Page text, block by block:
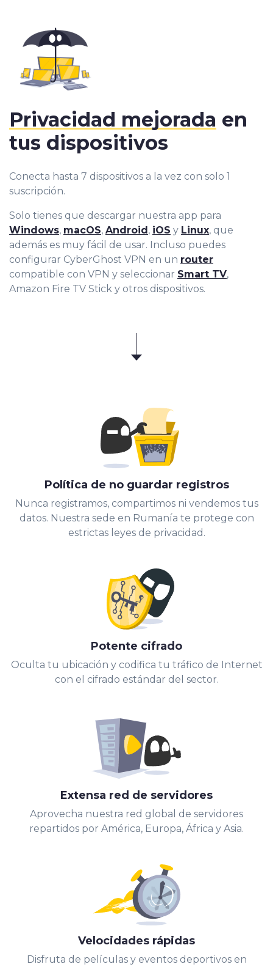
Conecta hasta 7 dispositivos a la vez con solo 1
suscripción.
Solo tienes que descargar nuestra app para
Windows, macOS, Android , iOS y Linux, que
además es muy fácil de usar. Incluso puedes
configurar CyberGhost VPN en un router
compatible con VPN y seleccionar Smart TV,
Amazon Fire TV Stick y otros dispositivos.
Privacidad mejorada en
tus dispositivos
Política de no guardar registros
Nunca registramos, compartimos ni vendemos tus
datos. Nuestra sede en Rumanía te protege con
estrictas leyes de privacidad.
Potente cifrado
Oculta tu ubicación y codifica tu tráfico de Internet
con el cifrado estándar del sector.
Extensa red de servidores
Aprovecha nuestra red global de servidores
repartidos por América, Europa, África y Asia.
Velocidades rápidas
Disfruta de películas y eventos deportivos en